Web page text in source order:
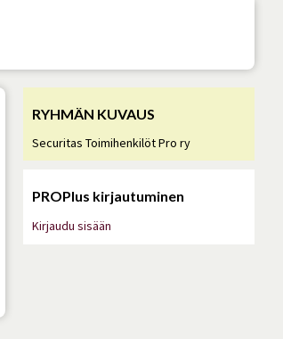
RYHMÄN KUVAUS
Securitas Toimihenkilöt Pro ry
PROPlus kirjautuminen
Kirjaudu sisään